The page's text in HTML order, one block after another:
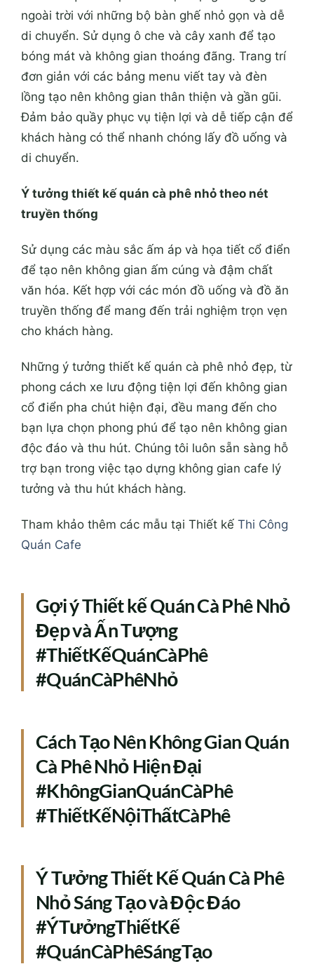
ngoài trời với những bộ bàn ghế nhỏ gọn và dễ
di chuyển. Sử dụng ô che và cây xanh để tạo
bóng mát và không gian thoáng đãng. Trang trí
đơn giản với các bảng menu viết tay và đèn
lồng tạo nên không gian thân thiện và gần gũi.
Đảm bảo quầy phục vụ tiện lợi và dễ tiếp cận để
khách hàng có thể nhanh chóng lấy đồ uống và
di chuyển.
Ý tưởng thiết kế quán cà phê nhỏ theo nét
truyền thống
Sử dụng các màu sắc ấm áp và họa tiết cổ điển
để tạo nên không gian ấm cúng và đậm chất
văn hóa. Kết hợp với các món đồ uống và đồ ăn
truyền thống để mang đến trải nghiệm trọn vẹn
cho khách hàng.
Những ý tưởng thiết kế quán cà phê nhỏ đẹp, từ
phong cách xe lưu động tiện lợi đến không gian
cổ điển pha chút hiện đại, đều mang đến cho
bạn lựa chọn phong phú để tạo nên không gian
độc đáo và thu hút. Chúng tôi luôn sẵn sàng hỗ
trợ bạn trong việc tạo dựng không gian cafe lý
tưởng và thu hút khách hàng.
Tham khảo thêm các mẫu tại Thiết kế Thi Công
Quán Cafe
Gợi ý Thiết kế Quán Cà Phê Nhỏ
Đẹp và Ấn Tượng
#ThiếtKếQuánCàPhê
#QuánCàPhêNhỏ
Cách Tạo Nên Không Gian Quán
Cà Phê Nhỏ Hiện Đại
#KhôngGianQuánCàPhê
#ThiếtKếNộiThấtCàPhê
Ý Tưởng Thiết Kế Quán Cà Phê
Nhỏ Sáng Tạo và Độc Đáo
#ÝTưởngThiếtKế
#QuánCàPhêSángTạo